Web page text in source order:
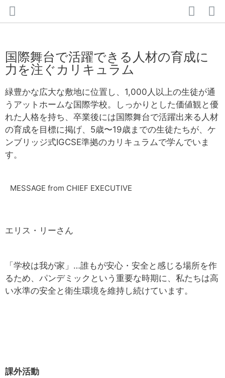
国際舞台で活躍できる人材の育成に
力を注ぐカリキュラム
緑豊かな広大な敷地に位置し、1,000人以上の生徒が通
うアットホームな国際学校。しっかりとした価値観と優
れた人格を持ち、卒業後には国際舞台で活躍出来る人材
の育成を目標に掲げ、5歳〜19歳までの生徒たちが、ケ
ンブリッジ式IGCSE準拠のカリキュラムで学んでいま
す。
MESSAGE from CHIEF EXECUTIVE
エリス・リーさん
「学校は我が家」…誰もが安心・安全と感じる場所を作
るため、パンデミックという重要な時期に、私たちは高
い水準の安全と衛生環境を維持し続けています。
課外活動